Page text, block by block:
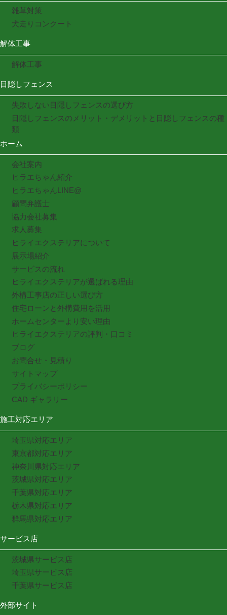
雑草対策
犬走りコンクート
解体工事
解体工事
目隠しフェンス
失敗しない目隠しフェンスの選び方
目隠しフェンスのメリット・デメリットと目隠しフェンスの種
類
ホーム
会社案内
ヒラエちゃん紹介
ヒラエちゃんLINE@
顧問弁護士
協力会社募集
求人募集
ヒライエクステリアについて
展示場紹介
サービスの流れ
ヒライエクステリアが選ばれる理由
外構工事店の正しい選び方
住宅ローンと外構費用を活用
ホームセンターより安い理由
ヒライエクステリアの評判・口コミ
ブログ
お問合せ・見積り
サイトマップ
プライバシーポリシー
CAD ギャラリー
施工対応エリア
埼玉県対応エリア
東京都対応エリア
神奈川県対応エリア
茨城県対応エリア
千葉県対応エリア
栃木県対応エリア
群馬県対応エリア
サービス店
茨城県サービス店
埼玉県サービス店
千葉県サービス店
外部サイト